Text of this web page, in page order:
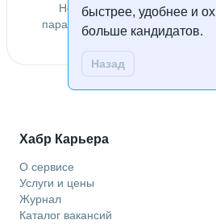
быстрее, удобнее и
больше кандидатов.
Назад
Не удалось найти
параметрам. Попробуйте
Хабр Карьера
О сервисе
Услуги и цены
Журнал
Каталог вакансий